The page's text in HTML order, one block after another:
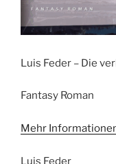
Luis Feder – Die
Fantasy Roman
Mehr
Luis Feder